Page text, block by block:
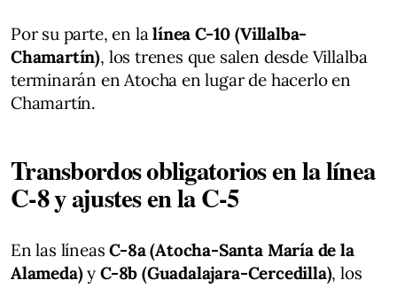
Por su parte, en lalínea C-10 (Villalba-
Chamartín), los trenes que salen desde Villalba
terminarán en Atocha en lugar de hacerlo en
Chamartín.
Transbordos obligatorios en la línea
C-8 y ajustes en la C-5
En las líneasC-8a (Atocha-Santa María de la
Alameda)y C-8b (Guadalajara-Cercedilla), los